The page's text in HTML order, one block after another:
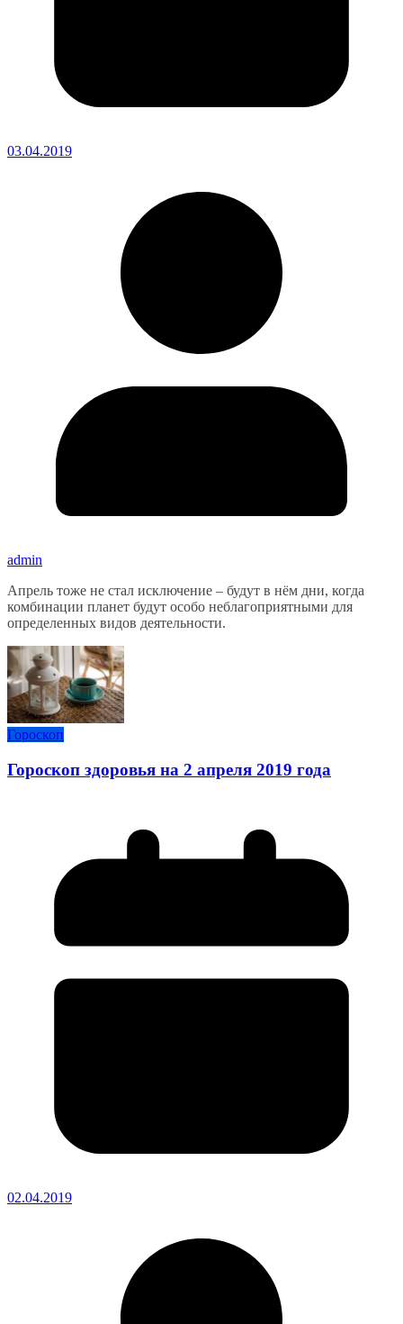
03.04.2019
admin
Апрель тоже не стал исключение – будут в нём дни, когда
комбинации планет будут особо неблагоприятными для
определенных видов деятельности.
Гороскоп
Гороскоп здоровья на 2 апреля 2019 года
02.04.2019